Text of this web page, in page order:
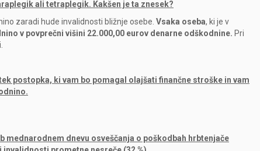
ali tetraplegik. Kakšen je ta znesek?
zaradi hude invalidnosti bližnje osebe. Vsaka oseba, ki je v
v povprečni višini 22.000,00 eurov denarne odškodnine. Pri
postopka, ki vam bo pomagal olajšati finančne stroške in vam
mednarodnem dnevu osveščanja o poškodbah hrbtenjače